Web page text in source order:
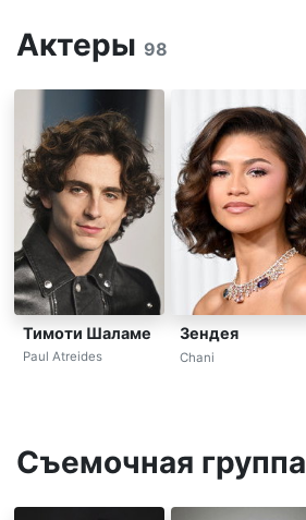
Актеры 98
Тимоти Шаламе
Paul Atreides
Зендея
Chani
Съемочная группа